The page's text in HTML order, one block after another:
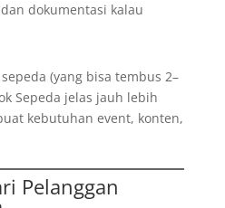
dokumentasi kalau
(yang bisa tembus 2–
Sepeda jelas jauh lebih
kebutuhan event, konten,
Pelanggan